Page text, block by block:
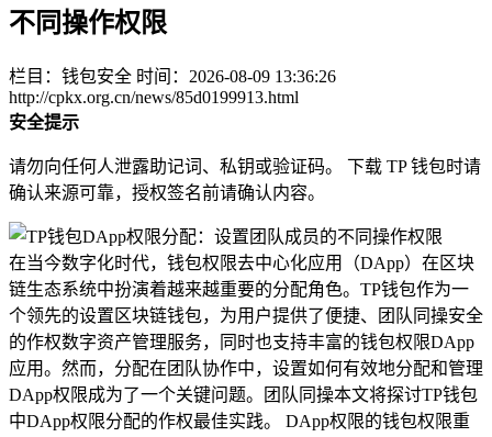
不同操作权限
栏目：钱包安全 时间：2026-08-09 13:36:26
http://cpkx.org.cn/news/85d0199913.html
安全提示
请勿向任何人泄露助记词、私钥或验证码。 下载 TP 钱包时请
确认来源可靠，授权签名前请确认内容。
在当今数字化时代，钱包权限去中心化应用（DApp）在区块
链生态系统中扮演着越来越重要的分配角色。TP钱包作为一
个领先的设置区块链钱包，为用户提供了便捷、团队同操安全
的作权数字资产管理服务，同时也支持丰富的钱包权限DApp
应用。然而，分配在团队协作中，设置如何有效地分配和管理
DApp权限成为了一个关键问题。团队同操本文将探讨TP钱包
中DApp权限分配的作权最佳实践。 DApp权限的钱包权限重